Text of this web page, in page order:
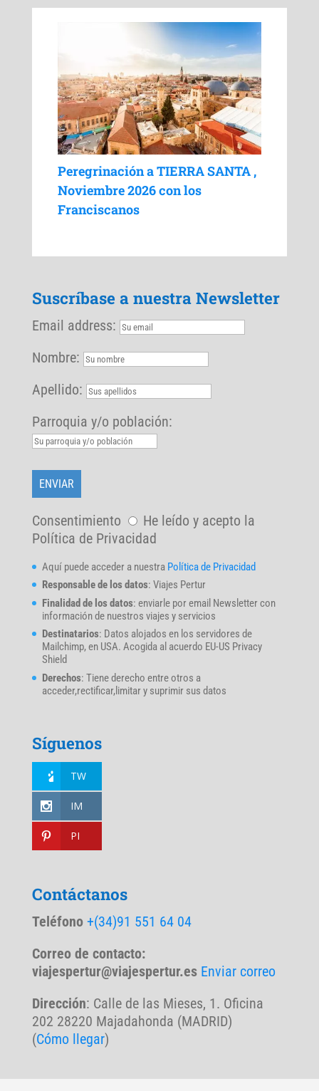
Peregrinación a TIERRA SANTA ,
Noviembre 2026 con los
Franciscanos
Suscríbase a nuestra Newsletter
Email address:
Nombre:
Apellido:
Parroquia y/o población:
Consentimiento
He leído y acepto la
Política de Privacidad
Aquí puede acceder a nuestra Política de Privacidad
Responsable de los datos: Viajes Pertur
Finalidad de los datos: enviarle por email Newsletter con
información de nuestros viajes y servicios
Destinatarios: Datos alojados en los servidores de
Mailchimp, en USA. Acogida al acuerdo EU-US Privacy
Shield
Derechos: Tiene derecho entre otros a
acceder,rectificar,limitar y suprimir sus datos
Síguenos
TW
IM
PI
Contáctanos
Teléfono +(34)91 551 64 04
Correo de contacto:
viajespertur@viajespertur.es Enviar correo
Dirección: Calle de las Mieses, 1. Oficina
202 28220 Majadahonda (MADRID)
(Cómo llegar)